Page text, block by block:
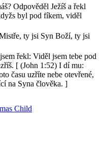
Odpověděl Ježíš a řekl
byl pod fíkem, viděl
ty jsi Syn Boží, ty jsi
řekl: Viděl jsem tebe pod
[ (John 1:52) I dí mu:
času uzříte nebe otevřené,
na Syna člověka. ]